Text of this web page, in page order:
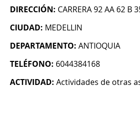
DIRECCIÓN: CARRERA 92 AA 62 B
CIUDAD: MEDELLIN
DEPARTAMENTO: ANTIOQUIA
TELÉFONO: 6044384168
ACTIVIDAD: Actividades de otras